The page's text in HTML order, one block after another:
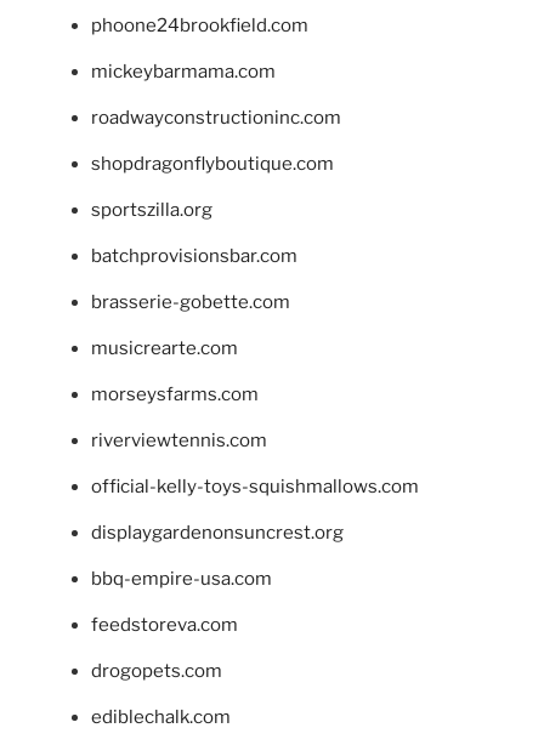
phoone24brookfield.com
mickeybarmama.com
roadwayconstructioninc.com
shopdragonflyboutique.com
sportszilla.org
batchprovisionsbar.com
brasserie-gobette.com
musicrearte.com
morseysfarms.com
riverviewtennis.com
official-kelly-toys-squishmallows.com
displaygardenonsuncrest.org
bbq-empire-usa.com
feedstoreva.com
drogopets.com
ediblechalk.com